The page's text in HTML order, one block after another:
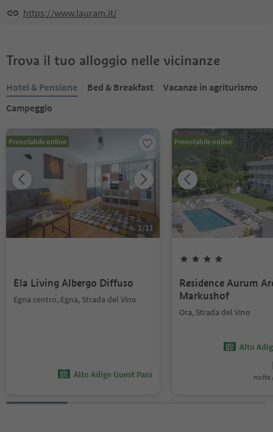
https://www.lauram.it/
Trova il tuo alloggio nelle vicinanze
Hotel & Pensione Bed & Breakfast
Vacanze in agriturismo
Campeggio
Prenotabile online
1/11
Ela Living Albergo Diffuso
Egna centro, Egna, Strada del Vino
Alto Adige Guest Pass
Prenotabile online
Residence Aurum
Markushof
Ora, Strada del Vino
Alto
notte